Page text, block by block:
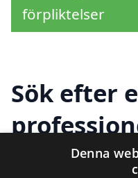
förpliktelser
Sök efter
takbyte i
Denna